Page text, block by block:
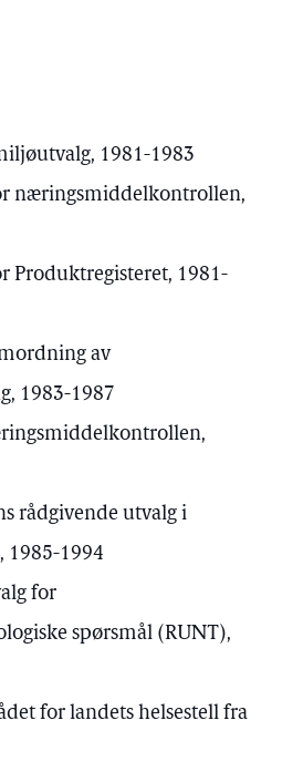
1981-1983
næringsmiddelkontrollen,
Produktregisteret, 1981-
av
1983-1987
rådgivende utvalg i
1985-1994
for
spørsmål (RUNT),
for landets helsestell fra